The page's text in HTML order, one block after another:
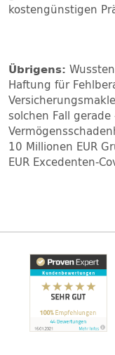
kostengünstigen
Übrigens:
Haftung für
solchen Fall
10 Millionen EUR
EUR Excedenten-